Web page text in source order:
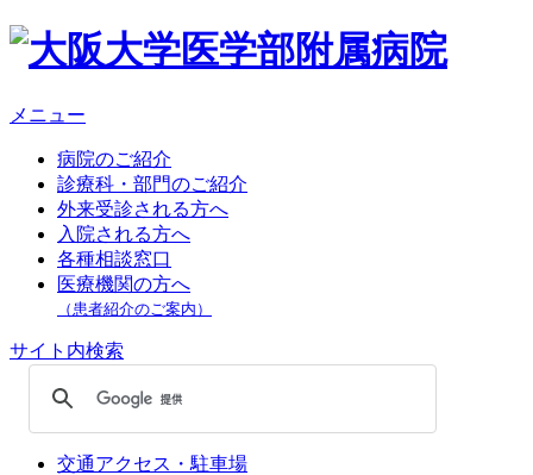
メニュー
病院のご紹介
診療科・部門のご紹介
外来受診される方へ
入院される方へ
各種相談窓口
医療機関の方へ
（患者紹介のご案内）
サイト内検索
交通アクセス・駐車場